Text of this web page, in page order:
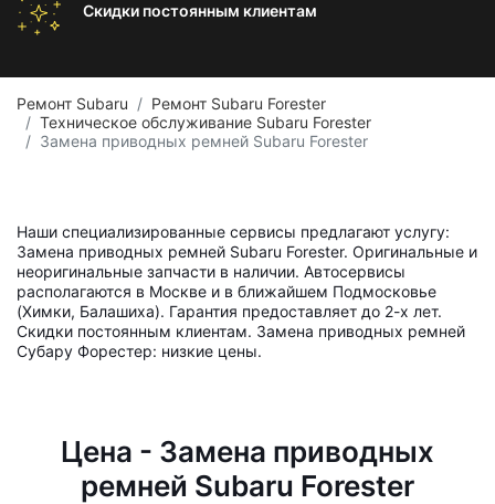
Скидки постоянным клиентам
Ремонт Subaru
Ремонт Subaru Forester
Техническое обслуживание Subaru Forester
Замена приводных ремней Subaru Forester
Наши специализированные сервисы предлагают услугу:
Замена приводных ремней Subaru Forester. Оригинальные и
неоригинальные запчасти в наличии. Автосервисы
располагаются в Москве и в ближайшем Подмосковье
(Химки, Балашиха). Гарантия предоставляет до 2-х лет.
Скидки постоянным клиентам. Замена приводных ремней
Субару Форестер: низкие цены.
Цена - Замена приводных
ремней Subaru Forester